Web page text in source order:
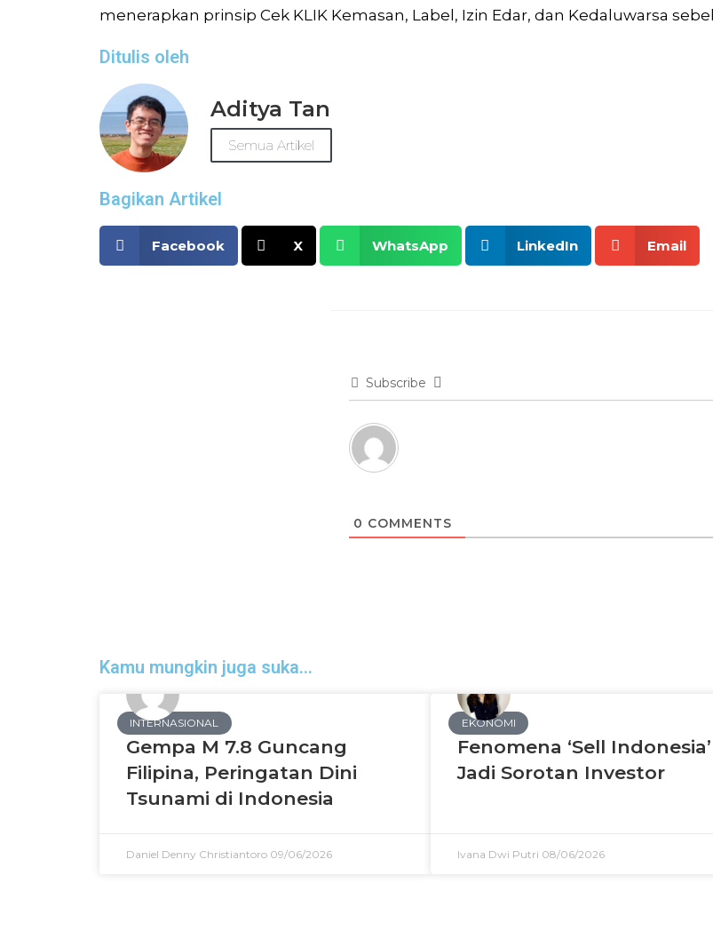
menerapkan prinsip Cek KLIK Kemasan, Label, Izin Edar, dan Kedaluwarsa
Ditulis oleh
Aditya Tan
Semua Artikel
Bagikan Artikel
Facebook X WhatsApp LinkedIn Email
Subscribe
0 COMMENTS
Kamu mungkin juga suka...
INTERNASIONAL
Gempa M 7.8 Guncang
Filipina, Peringatan Dini
Tsunami di Indonesia
Daniel Denny Christiantoro 09/06/2026
EKONOMI
Fenomena ‘Sell Indonesia’
Jadi Sorotan Investor
Ivana Dwi Putri 08/06/2026